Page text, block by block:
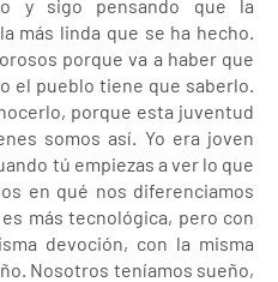
y sigo pensando que la
más linda que se ha hecho.
porque va a haber que
el pueblo tiene que saberlo.
porque esta juventud
somos así. Yo era joven
tú empiezas a ver lo que
en qué nos diferenciamos
más tecnológica, pero con
devoción, con la misma
Nosotros teníamos sueño,